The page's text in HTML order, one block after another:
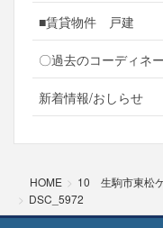
■賃貸物件 戸建
〇過去のコーディネ
新着情報/おしらせ
HOME
10 生駒市東松
DSC_5972